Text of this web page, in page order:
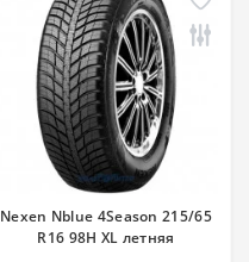
Nexen Nblue 4Season 215/65
R16 98H XL летняя